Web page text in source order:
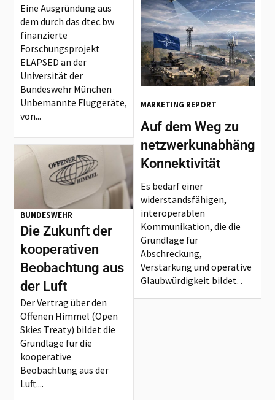
Eine Ausgründung aus
dem durch das dtec.bw
finanzierte
Forschungsprojekt
ELAPSED an der
Universität der
Bundeswehr München
Unbemannte Fluggeräte,
von...
BUNDESWEHR
Die Zukunft der
kooperativen
Beobachtung aus
der Luft
Der Vertrag über den
Offenen Himmel (Open
Skies Treaty) bildet die
Grundlage für die
kooperative
Beobachtung aus der
Luft....
MARKETING REPORT
Auf dem Weg zu
Konnektivität
Es bedarf einer
widerstandsfähigen,
interoperablen
Kommunikation, die die
Grundlage für
Abschreckung,
Verstärkung und operative
Glaubwürdigkeit bildet. .